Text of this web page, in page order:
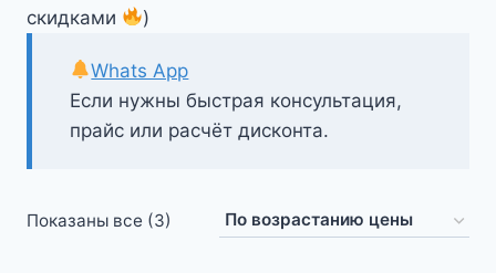
скидками
)
Если нужны быстрая консультация,
прайс или расчёт дисконта.
Whats App
Показаны все (3)